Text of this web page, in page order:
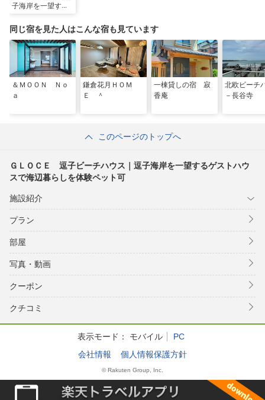
子海岸を一望する
辺暮らしを体験ペ
ット可
同じ宿を見た人はこんな宿も見ています
＆ＭＯＯＮ Ｎｏ
ａ
鎌倉花月ＨＯＭ
Ｅ ＾
一棟貸しの宿 寂
香庵
北欧ビーチ
－長谷寺
このページのトップへ
ＧＬＯＣＥ 逗子ビーチハウス｜逗子海岸を一望するゲストハウ
スで海辺暮らしを体験ペット可
施設紹介
プラン
部屋
写真・動画
クーポン
クチコミ
表示モード： モバイル
PC
会社情報
個人情報保護方針
© Rakuten Group, Inc.